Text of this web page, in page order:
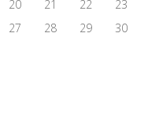
20 21 22
23
27 28 29
30